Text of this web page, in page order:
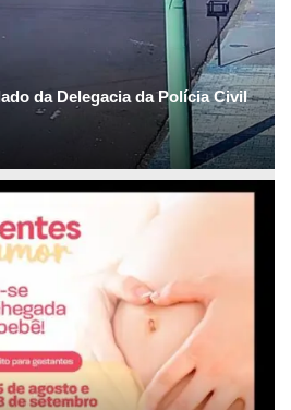
da Delegacia da Polícia Civil